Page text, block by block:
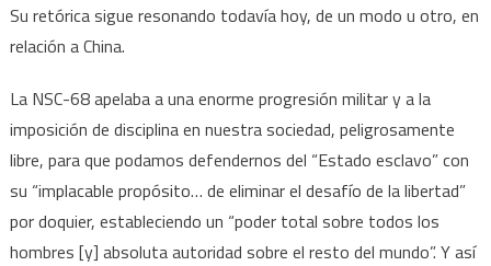
Su retórica sigue resonando todavía hoy, de un modo u otro, en
relación a China.
La NSC-68 apelaba a una enorme progresión militar y a la
imposición de disciplina en nuestra sociedad, peligrosamente
libre, para que podamos defendernos del “Estado esclavo” con
su “implacable propósito… de eliminar el desafío de la libertad”
por doquier, estableciendo un “poder total sobre todos los
hombres [y] absoluta autoridad sobre el resto del mundo”. Y así